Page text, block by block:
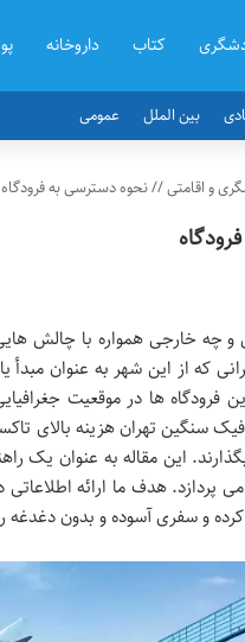
کتاب داروخانه
بین الملل عمومی
و اقامتی//نحوه دسترسی به فرودگاه
چه خارجی همواره با چالش
که از این شهر به عنوان مبدأ
فرودگاه ها در موقعیت
سنگین تهران هزینه بالای
این مقاله به عنوان یک
می پردازد. هدف ما ارائه
کرده و سفری آسوده و بدون دغدغه